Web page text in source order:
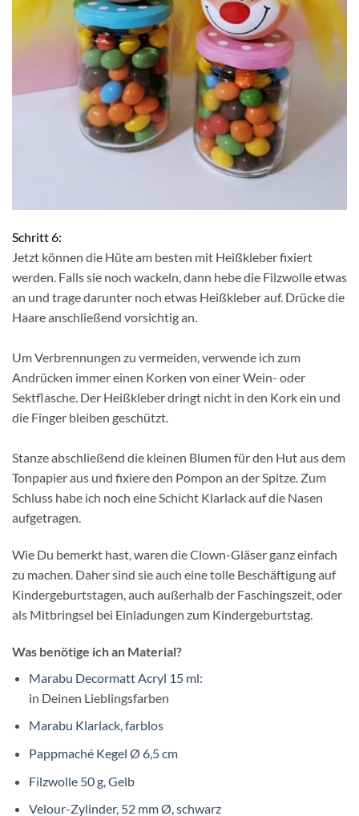
Schritt 6:
Jetzt können die Hüte am besten mit Heißkleber fixiert
werden. Falls sie noch wackeln, dann hebe die Filzwolle etwas
an und trage darunter noch etwas Heißkleber auf. Drücke die
Haare anschließend vorsichtig an.
Um Verbrennungen zu vermeiden, verwende ich zum
Andrücken immer einen Korken von einer Wein- oder
Sektflasche. Der Heißkleber dringt nicht in den Kork ein und
die Finger bleiben geschützt.
Stanze abschließend die kleinen Blumen für den Hut aus dem
Tonpapier aus und fixiere den Pompon an der Spitze. Zum
Schluss habe ich noch eine Schicht Klarlack auf die Nasen
aufgetragen.
Wie Du bemerkt hast, waren die Clown-Gläser ganz einfach
zu machen. Daher sind sie auch eine tolle Beschäftigung auf
Kindergeburtstagen, auch außerhalb der Faschingszeit, oder
als Mitbringsel bei Einladungen zum Kindergeburtstag.
Was benötige ich an Material?
Marabu Decormatt Acryl 15 ml:
in Deinen Lieblingsfarben
Marabu Klarlack, farblos
Pappmaché Kegel Ø 6,5 cm
Filzwolle 50 g, Gelb
Velour-Zylinder, 52 mm Ø, schwarz